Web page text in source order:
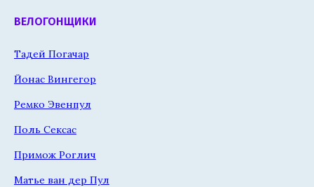
ВЕЛОГОНЩИКИ
Тадей Погачар
Йонас Вингегор
Ремко Эвенпул
Поль Сексас
Примож Роглич
Матье ван дер Пул